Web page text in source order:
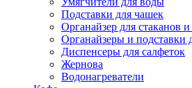
Подставки для чашек
Органайзер для стаканов
Органайзеры и подставки
Диспенсеры для салфеток
Жернова
Водонагреватели